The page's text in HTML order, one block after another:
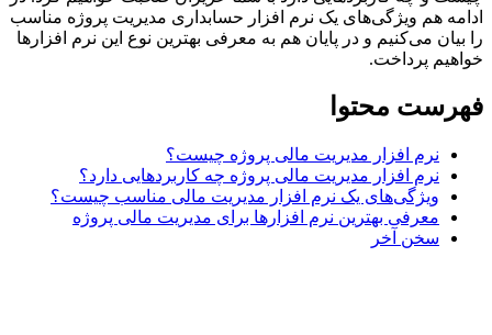
هم ویژگی‌های یک نرم افزار حسابداری مدیریت پروژه مناسب
می‌کنیم و در پایان هم به معرفی بهترین نوع این نرم افزارها
پرداخت.
محتوا
نرم افزار مدیریت مالی پروژه چیست؟
نرم افزار مدیریت مالی پروژه چه کاربردهایی دارد؟
ویژگی‌های یک نرم افزار مدیریت مالی مناسب چیست؟
معرفی بهترین نرم افزارها برای مدیریت مالی پروژه
سخن آخر